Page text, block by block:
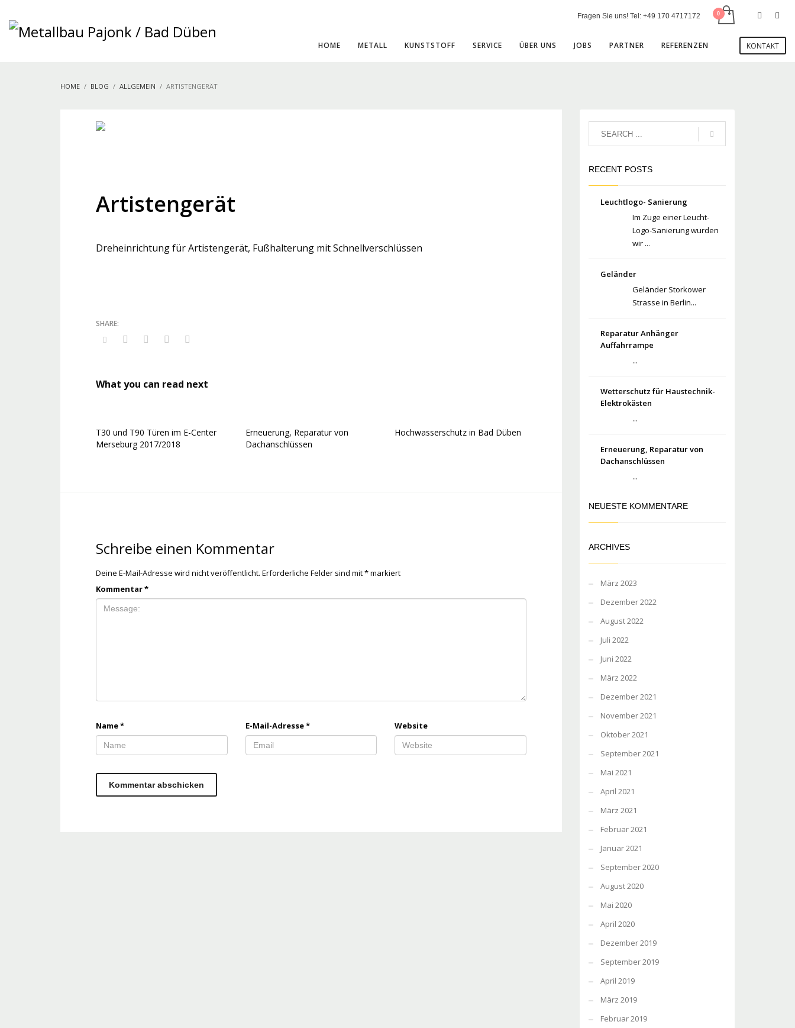
Fragen Sie uns! Tel: +49 170 4717172
HOME METALL KUNSTSTOFF SERVICE ÜBER UNS JOBS PARTNER REFERENZEN KONTAKT
HOME BLOG ALLGEMEIN ARTISTENGERÄT
Artistengerät
Dreheinrichtung für Artistengerät, Fußhalterung mit Schnellverschlüssen
What you can read next
T30 und T90 Türen im E-Center
Merseburg 2017/2018
Erneuerung, Reparatur von
Dachanschlüssen
Hochwasserschutz in Bad Düben
Schreibe einen Kommentar
Deine E-Mail-Adresse wird nicht veröffentlicht. Erforderliche Felder sind mit*markiert
Kommentar*
Name* E-Mail-Adresse* Website
RECENT POSTS
Leuchtlogo- Sanierung
Im Zuge einer Leucht-
Logo-Sanierung wurden
wir ...
Geländer
Geländer Storkower
Strasse in Berlin...
Reparatur Anhänger
Auffahrrampe
...
Wetterschutz für Haustechnik-
Elektrokästen
...
Erneuerung, Reparatur von
Dachanschlüssen
...
NEUESTE KOMMENTARE
ARCHIVES
März 2023
Dezember 2022
August 2022
Juli 2022
Juni 2022
März 2022
Dezember 2021
November 2021
Oktober 2021
September 2021
Mai 2021
April 2021
März 2021
Februar 2021
Januar 2021
September 2020
August 2020
Mai 2020
April 2020
Dezember 2019
September 2019
April 2019
März 2019
Februar 2019